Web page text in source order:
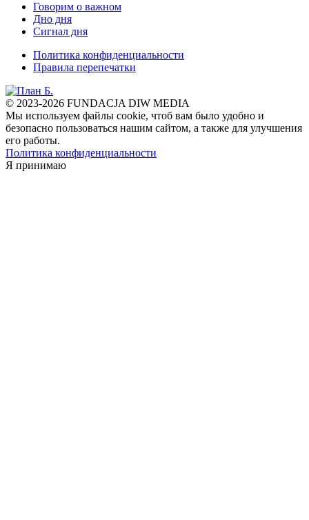
Говорим о важном
Дно дня
Сигнал дня
Политика конфиденциальности
Правила перепечатки
© 2023-2026 FUNDACJA DIW MEDIA
Мы используем файлы cookie, чтоб вам было удобно и
безопасно пользоваться нашим сайтом, а также для улучшения
его работы.
Политика конфиденциальности
Я принимаю